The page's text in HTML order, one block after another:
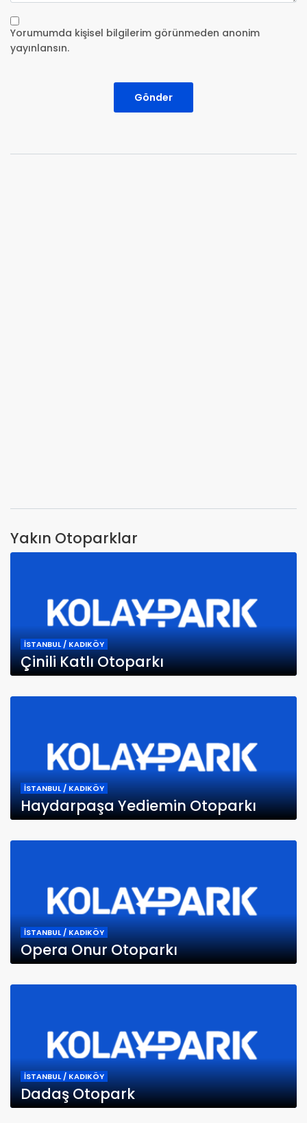
Yorumumda kişisel bilgilerim görünmeden anonim
yayınlansın.
Gönder
Yakın Otoparklar
İSTANBUL / KADIKÖY
Çinili Katlı Otoparkı
İSTANBUL / KADIKÖY
Haydarpaşa Yediemin Otoparkı
İSTANBUL / KADIKÖY
Opera Onur Otoparkı
İSTANBUL / KADIKÖY
Dadaş Otopark